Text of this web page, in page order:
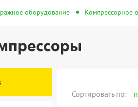
оборудование Компрессорное
Сортировать по: